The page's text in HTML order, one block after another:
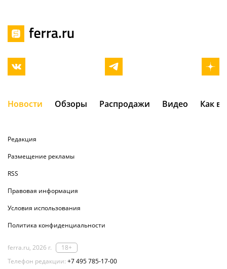
Новости Обзоры Распродажи Видео Как
Редакция
Размещение рекламы
RSS
Правовая информация
Условия использования
Политика конфиденциальности
ferra.ru, 2026 г.
18+
Телефон редакции: +7 495 785-17-00